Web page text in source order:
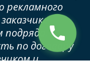
рекламного
по договору
и